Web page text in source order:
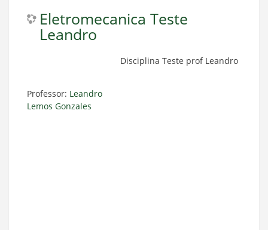
Eletromecanica Teste
Leandro
Disciplina Teste prof Leandro
Professor: Leandro
Lemos Gonzales